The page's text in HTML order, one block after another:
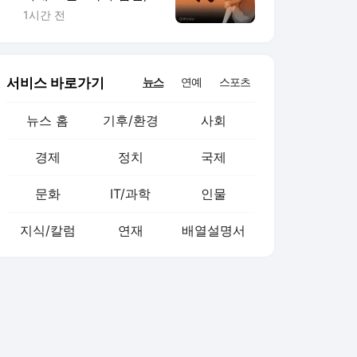
자살 시도하다 잡혔다
1시간 전
서비스 바로가기 뉴스 연예 스포츠
뉴스 홈 기후/환경 사회
경제 정치 국제
문화 IT/과학 인물
지식/칼럼 연재 배열설명서